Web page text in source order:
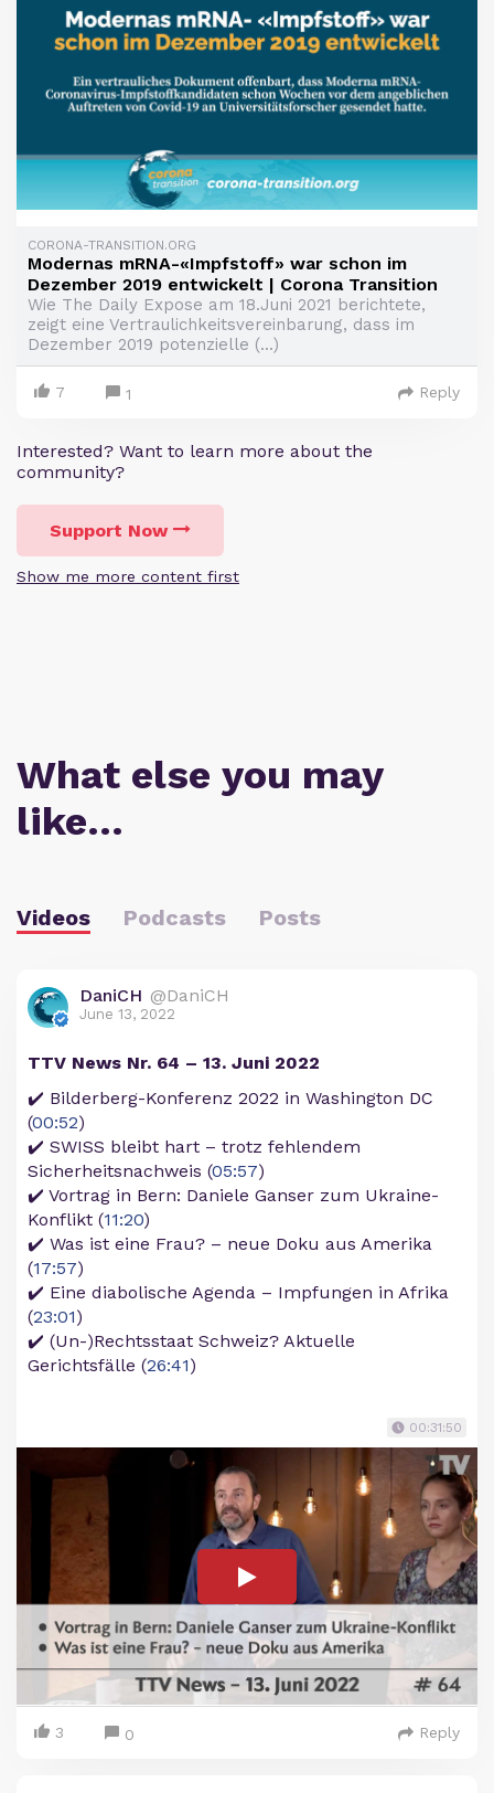
CORONA-TRANSITION.ORG
Modernas mRNA-«Impfstoff» war schon im
Dezember 2019 entwickelt | Corona Transition
Wie The Daily Expose am 18.Juni 2021 berichtete,
zeigt eine Vertraulichkeitsvereinbarung, dass im
Dezember 2019 potenzielle (...)
7 1 Reply
Interested? Want to learn more about the
community?
Support Now
Show me more content first
What else you may
like…
Videos Podcasts Posts
DaniCH @DaniCH
June 13, 2022
TTV News Nr. 64 – 13. Juni 2022
✔️ Bilderberg-Konferenz 2022 in Washington DC
(00:52)
✔️ SWISS bleibt hart – trotz fehlendem
Sicherheitsnachweis (05:57)
✔️ Vortrag in Bern: Daniele Ganser zum Ukraine-
Konflikt (11:20)
✔️ Was ist eine Frau? – neue Doku aus Amerika
(17:57)
✔️ Eine diabolische Agenda – Impfungen in Afrika
(23:01)
✔️ (Un-)Rechtsstaat Schweiz? Aktuelle
Gerichtsfälle (26:41)
00:31:50
3 0 Reply